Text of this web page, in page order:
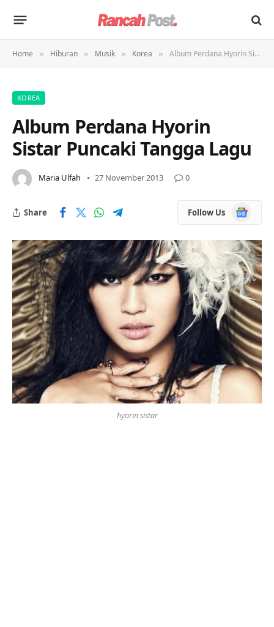
Home » Hiburan » Musik » Korea » Album Perdana Hyorin Sistar Puncaki Tangga Lagu
KOREA
Album Perdana Hyorin
Sistar Puncaki Tangga Lagu
Maria Ulfah 27 November 2013 0
Share Follow Us
Google
News
hyorin sistar